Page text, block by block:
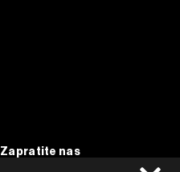
Zapratite nas